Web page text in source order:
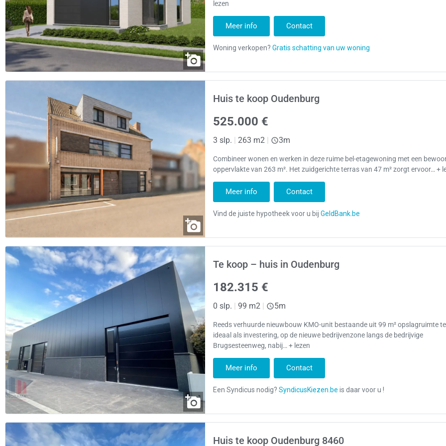
lezen
Meer info Contact
Huis te koop Oudenburg
525.000 €
3 slp. 263 m2 3m
Combineer wonen en werken in deze ruime bel-etagewoning met een
oppervlakte van 263 m². Het zuidgerichte terras van 47 m² zorgt ervoor… +
Meer info Contact
Te koop – huis in Oudenburg
182.315 €
0 slp. | 99 m2 | 5m
Reeds verhuurde nieuwbouw KMO-unit bestaande uit 99 m² opslagruimte
ideaal als investering, op de nieuwe bedrijvenzone langs de bedrijvige
Brugsesteenweg, nabij… + lezen
Meer info Contact
Huis te koop Oudenburg 8460